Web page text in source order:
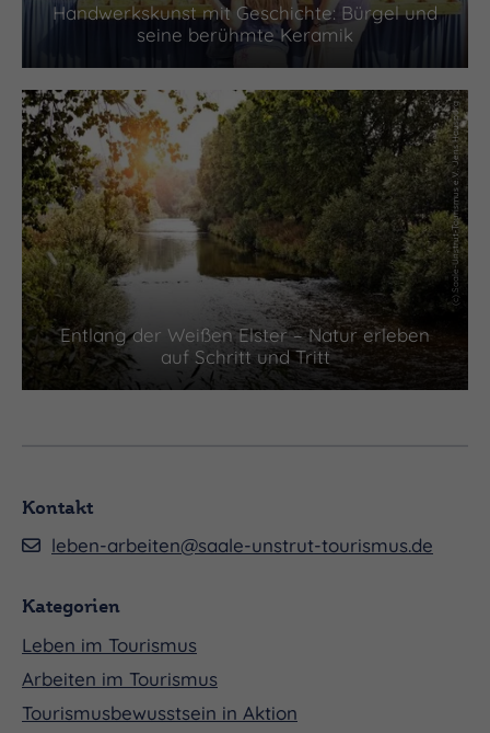
Handwerkskunst mit Geschichte: Bürgel und
seine berühmte Keramik
(c) Saale-Unstrut-Tourismus e.V., Jens Hauspurg
Entlang der Weißen Elster – Natur erleben
auf Schritt und Tritt
Kontakt
leben-arbeiten@saale-unstrut-tourismus.de
Kategorien
Leben im Tourismus
Arbeiten im Tourismus
Tourismusbewusstsein in Aktion